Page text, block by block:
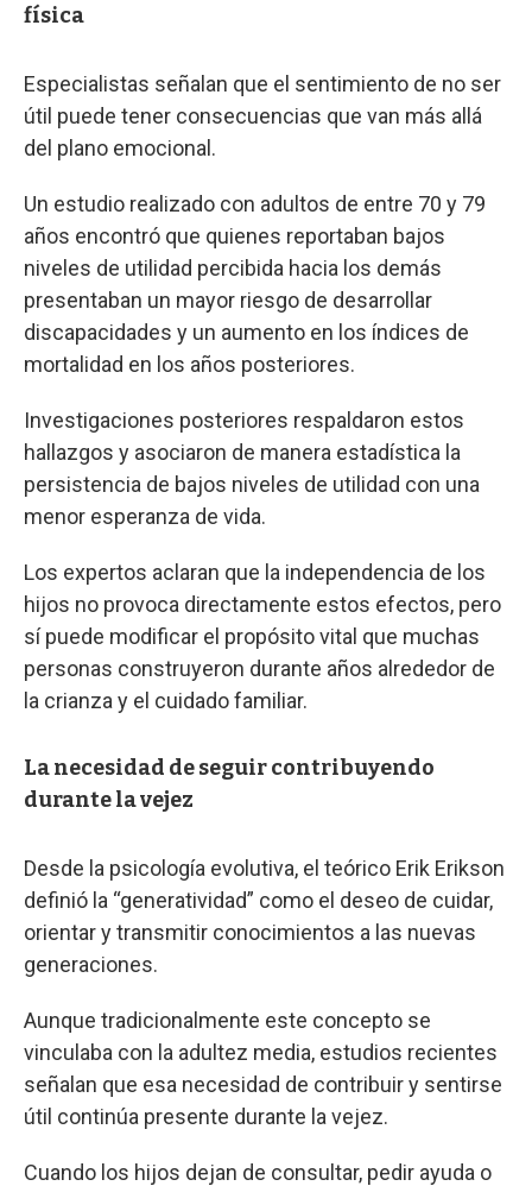
física
Especialistas señalan que el sentimiento de no ser
útil puede tener consecuencias que van más allá
del plano emocional.
Un estudio realizado con adultos de entre 70 y 79
años encontró que quienes reportaban bajos
niveles de utilidad percibida hacia los demás
presentaban un mayor riesgo de desarrollar
discapacidades y un aumento en los índices de
mortalidad en los años posteriores.
Investigaciones posteriores respaldaron estos
hallazgos y asociaron de manera estadística la
persistencia de bajos niveles de utilidad con una
menor esperanza de vida.
Los expertos aclaran que la independencia de los
hijos no provoca directamente estos efectos, pero
sí puede modificar el propósito vital que muchas
personas construyeron durante años alrededor de
la crianza y el cuidado familiar.
La necesidad de seguir contribuyendo
durante la vejez
Desde la psicología evolutiva, el teórico Erik Erikson
definió la “generatividad” como el deseo de cuidar,
orientar y transmitir conocimientos a las nuevas
generaciones.
Aunque tradicionalmente este concepto se
vinculaba con la adultez media, estudios recientes
señalan que esa necesidad de contribuir y sentirse
útil continúa presente durante la vejez.
Cuando los hijos dejan de consultar, pedir ayuda o